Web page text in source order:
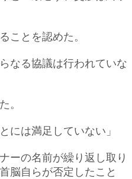
ことを認めた。
なる協議は行われていな
。
には満足していない」
ーの名前が繰り返し取り
脳自らが否定したこと